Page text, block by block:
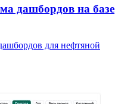
дашбордов на базе
для нефтяной